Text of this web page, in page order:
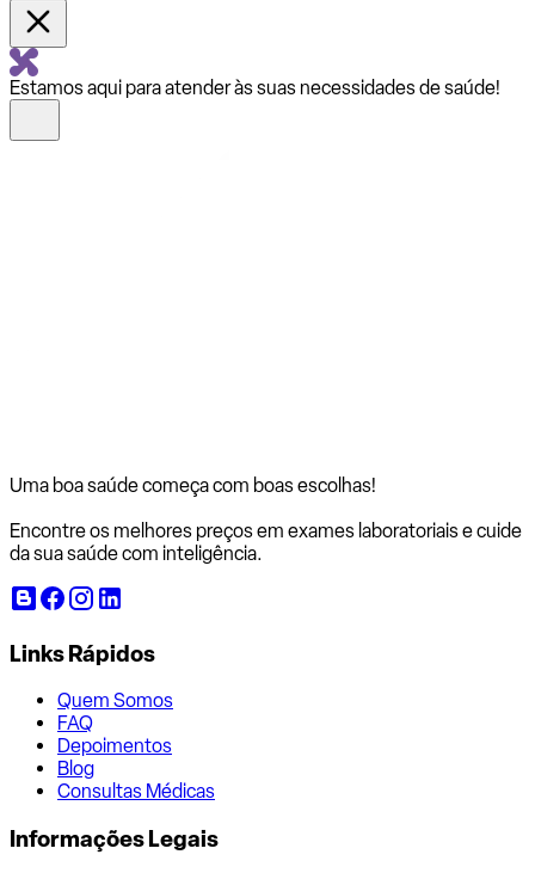
Estamos aqui para atender às suas necessidades de saúde!
Uma boa saúde começa com boas escolhas!
Encontre os melhores preços em exames laboratoriais e cuide
da sua saúde com inteligência.
Links Rápidos
Quem Somos
FAQ
Depoimentos
Blog
Consultas Médicas
Informações Legais